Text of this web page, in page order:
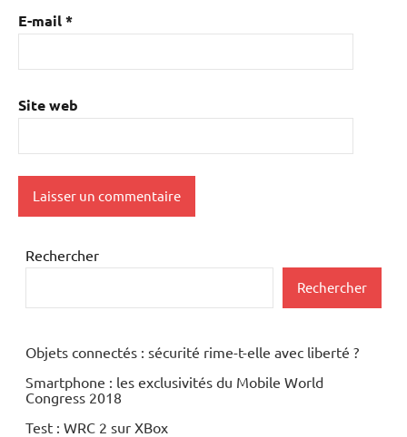
E-mail*
Site web
Rechercher
Rechercher
Objets connectés : sécurité rime-t-elle avec liberté ?
Smartphone : les exclusivités du Mobile World
Congress 2018
Test : WRC 2 sur XBox